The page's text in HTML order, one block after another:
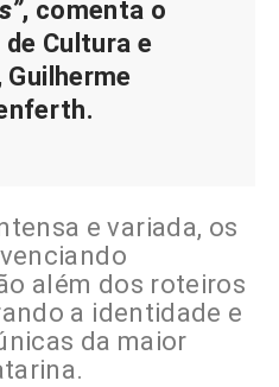
, comenta o
Cultura e
e variada, os
além dos roteiros
a identidade e
da maior